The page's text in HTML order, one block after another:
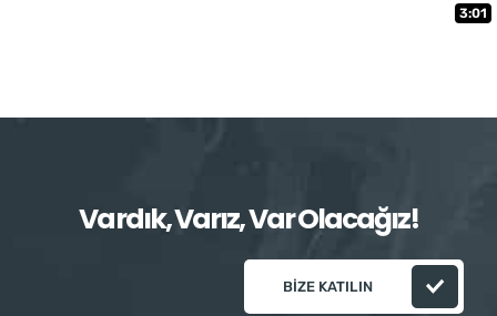
3:01
Vardık, Varız, Var Olacağız!
BIZE KATILIN